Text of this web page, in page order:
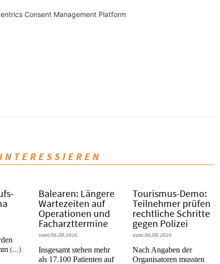
Consent Management Platform
(...)
Balearen: Längere
Wartezeiten auf
Operationen und
Facharzttermine
vom 06.08.2026
Insgesamt stehen mehr
als 17.100 Patienten auf
Tourismus-Demo:
Teilnehmer prüfen
rechtliche Schritte
gegen Polizei
vom 06.08.2026
Nach Angaben der
Organisatoren mussten